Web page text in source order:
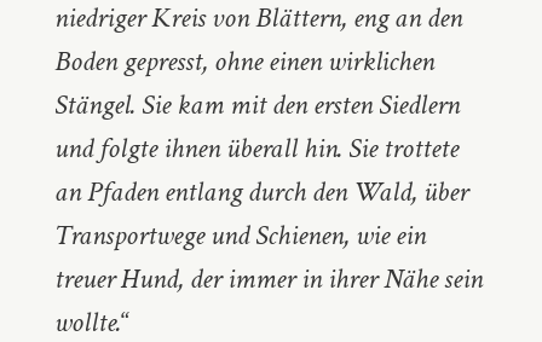
niedriger Kreis von Blättern, eng an den
Boden gepresst, ohne einen wirklichen
Stängel. Sie kam mit den ersten Siedlern
und folgte ihnen überall hin. Sie trottete
an Pfaden entlang durch den Wald, über
Transportwege und Schienen, wie ein
treuer Hund, der immer in ihrer Nähe sein
wollte.“